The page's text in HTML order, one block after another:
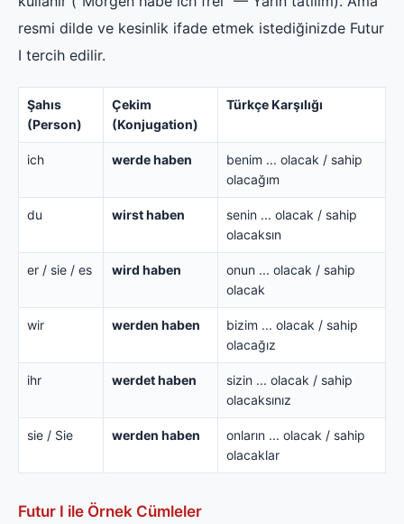
resmi dilde ve kesinlik ifade etmek istediğinizde Futur
I tercih edilir.
Şahıs
(Person)
Çekim
(Konjugation)
Türkçe Karşılığı
ich werde haben
benim ... olacak / sahip
olacağım
du wirst haben
senin ... olacak / sahip
olacaksın
er / sie / es wird haben
onun ... olacak / sahip
olacak
wir werden haben
bizim ... olacak / sahip
olacağız
ihr werdet haben
sizin ... olacak / sahip
olacaksınız
sie / Sie werden haben
onların ... olacak / sahip
olacaklar
Futur I ile Örnek Cümleler